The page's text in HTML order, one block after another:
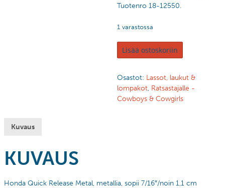
Tuotenro 18-12550.
1 varastossa
Lisää ostoskoriin
Osastot: Lassot, laukut &
lompakot, Ratsastajalle -
Cowboys & Cowgirls
Kuvaus
KUVAUS
Honda Quick Release Metal, metallia, sopii 7/16″/noin 1,1 cm